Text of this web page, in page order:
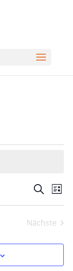
Suche
und
SucheListe
Nächste